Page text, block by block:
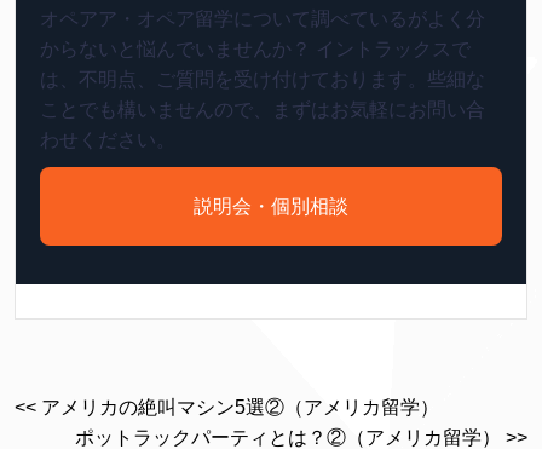
オペアア・オペア留学について調べているがよく分
からないと悩んでいませんか？ イントラックスで
は、不明点、ご質問を受け付けております。些細な
ことでも構いませんので、まずはお気軽にお問い合
わせください。
説明会・個別相談
<< アメリカの絶叫マシン5選②（アメリカ留学）
ポットラックパーティとは？②（アメリカ留学） >>